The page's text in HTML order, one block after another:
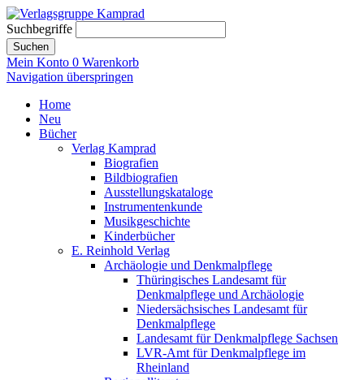
Suchbegriffe
Suchen
Mein Konto 0 Warenkorb
Navigation überspringen
Home
Neu
Bücher
Verlag Kamprad
Biografien
Bildbiografien
Ausstellungskataloge
Instrumentenkunde
Musikgeschichte
Kinderbücher
E. Reinhold Verlag
Archäologie und Denkmalpflege
Thüringisches Landesamt für
Denkmalpflege und Archäologie
Niedersächsisches Landesamt für
Denkmalpflege
Landesamt für Denkmalpflege Sachsen
LVR-Amt für Denkmalpflege im
Rheinland